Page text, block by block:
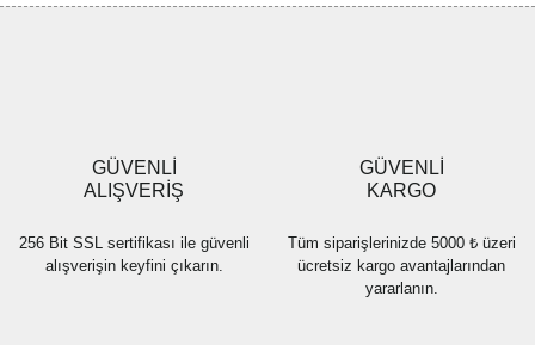
Ürün fiyatı diğer sitelerden daha pahalı.
Bu ürüne benzer farklı alternatifler olmalı.
GÜVENLİ
ALIŞVERİŞ
256 Bit SSL sertifikası ile güvenli
alışverişin keyfini çıkarın.
GÜVENLİ
KARGO
Tüm siparişlerinizde 5000 ₺ üzeri
ücretsiz kargo avantajlarından
yararlanın.